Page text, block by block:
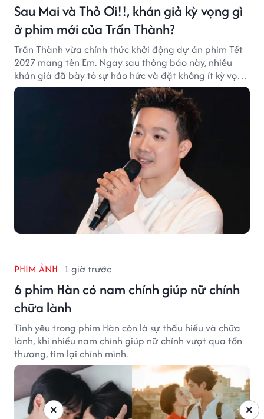
Sau Mai và Thỏ Ơi!!, khán giả kỳ vọng gì
ở phim mới của Trấn Thành?
Trấn Thành vừa chính thức khởi động dự án phim Tết
2027 mang tên Em. Ngay sau thông báo này, nhiều
khán giả đã bày tỏ sự háo hức và đặt không ít kỳ vọng
vào bộ phim mới của Trấn Thành.
PHIM ẢNH 1 giờ trước
6 phim Hàn có nam chính giúp nữ chính
chữa lành
Tình yêu trong phim Hàn còn là sự thấu hiểu và chữa
lành, khi nhiều nam chính giúp nữ chính vượt qua tổn
thương, tìm lại chính mình.
×
×